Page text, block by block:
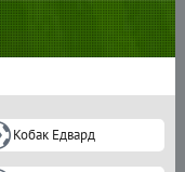
Кобак Едвард